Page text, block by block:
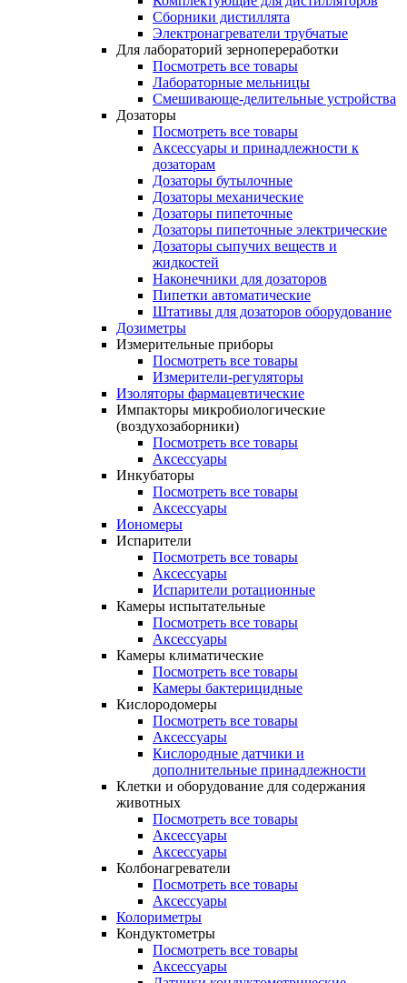
Сборники дистиллята
Электронагреватели трубчатые
Для лабораторий зернопереработки
Посмотреть все товары
Лабораторные мельницы
Смешивающе-делительные устройства
Дозаторы
Посмотреть все товары
Аксессуары и принадлежности к
дозаторам
Дозаторы бутылочные
Дозаторы механические
Дозаторы пипеточные
Дозаторы пипеточные электрические
Дозаторы сыпучих веществ и
жидкостей
Наконечники для дозаторов
Пипетки автоматические
Штативы для дозаторов оборудование
Дозиметры
Измерительные приборы
Посмотреть все товары
Измерители-регуляторы
Изоляторы фармацевтические
Импакторы микробиологические
(воздухозаборники)
Посмотреть все товары
Аксессуары
Инкубаторы
Посмотреть все товары
Аксессуары
Иономеры
Испарители
Посмотреть все товары
Аксессуары
Испарители ротационные
Камеры испытательные
Посмотреть все товары
Аксессуары
Камеры климатические
Посмотреть все товары
Камеры бактерицидные
Кислородомеры
Посмотреть все товары
Аксессуары
Кислородные датчики и
дополнительные принадлежности
Клетки и оборудование для содержания
животных
Посмотреть все товары
Аксессуары
Аксессуары
Колбонагреватели
Посмотреть все товары
Аксессуары
Колориметры
Кондуктометры
Посмотреть все товары
Аксессуары